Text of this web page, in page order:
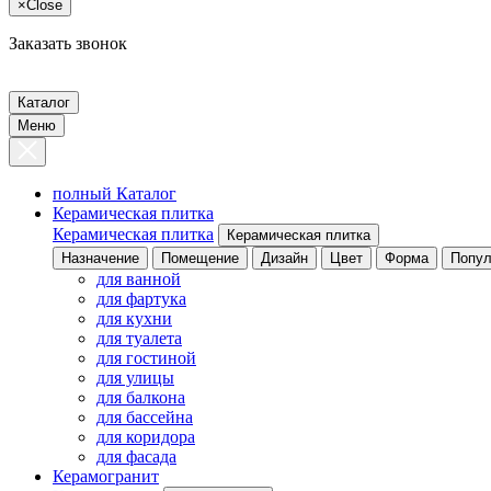
×Close
Заказать звонок
Каталог
Меню
полный Каталог
Керамическая плитка
Керамическая плитка
Керамическая плитка
Назначение
Помещение Дизайн Цвет Форма
для ванной
для фартука
для кухни
для туалета
для гостиной
для улицы
для балкона
для бассейна
для коридора
для фасада
Керамогранит